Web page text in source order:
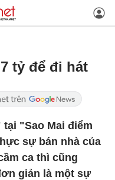
tỷ để đi hát
"Sao Mai điểm
sự bán nhà của
ca thì cũng
giản là một sự